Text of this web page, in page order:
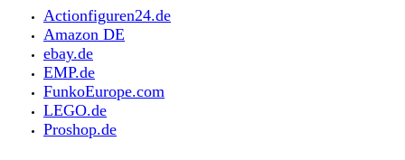
Actionfiguren24.de
Amazon DE
ebay.de
EMP.de
FunkoEurope.com
LEGO.de
Proshop.de